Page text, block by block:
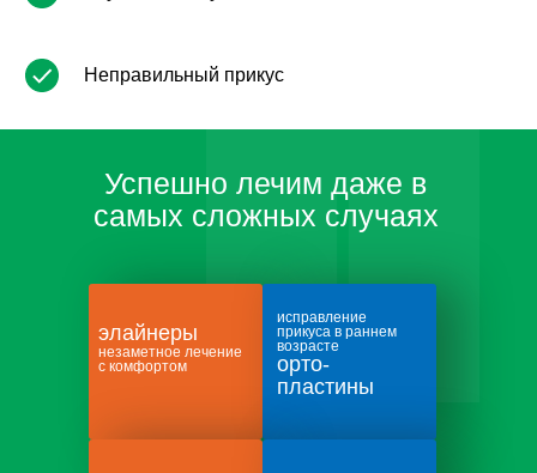
Неправильный прикус
элайнеры
незаметное лечение
с комфортом
исправление
прикуса в раннем
возрасте
орто-
пластины
Успешно лечим даже в
самых сложных случаях
инструментальном осмотре и рентгене.
Составление плана лечения